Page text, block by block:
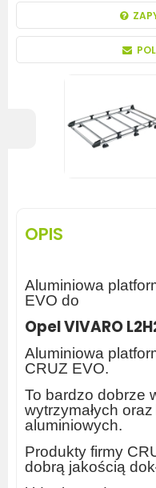
OPIS
Aluminiowa
EVO do
Opel VIVARO
Aluminiowa
CRUZ EVO.
To bardzo dobrze
wytrzymałych
aluminiowych.
Produkty firmy
dobrą jakością